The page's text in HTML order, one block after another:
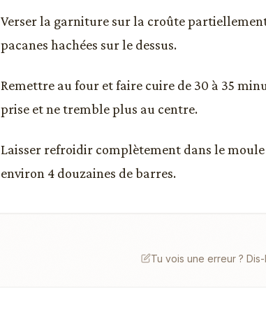
Verser la garniture sur la croûte
pacanes hachées sur le dessus.
Remettre au four et faire cuire de 30 à 35
prise et ne tremble plus au centre.
Laisser refroidir complètement dans le
environ 4 douzaines de barres.
Tu vois une erreur ?